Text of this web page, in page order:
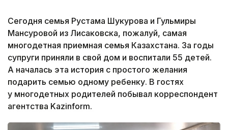
Сегодня семья Рустама Шукурова и Гульмиры
Мансуровой из Лисаковска, пожалуй, самая
многодетная приемная семья Казахстана. За годы
супруги приняли в свой дом и воспитали 55 детей.
А началась эта история с простого желания
подарить семью одному ребенку. В гостях
у многодетных родителей побывал корреспондент
агентства Kazinform.